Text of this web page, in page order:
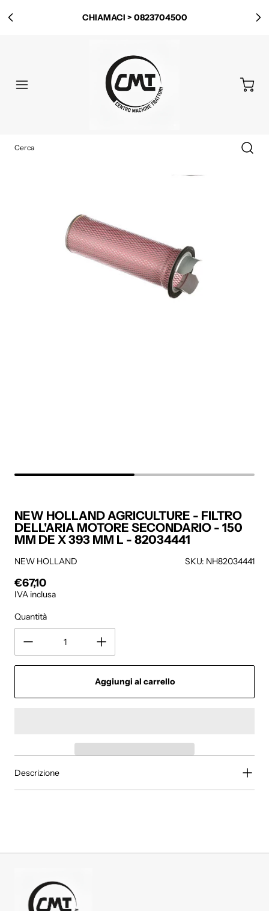
CHIAMACI > 0823704500
NEW HOLLAND AGRICULTURE - FILTRO
DELL'ARIA MOTORE SECONDARIO - 150
MM DE X 393 MM L - 82034441
NEW HOLLAND
SKU: NH82034441
Prezzo regolare
€67,10
IVA inclusa
Quantità
Aggiungi al carrello
Descrizione